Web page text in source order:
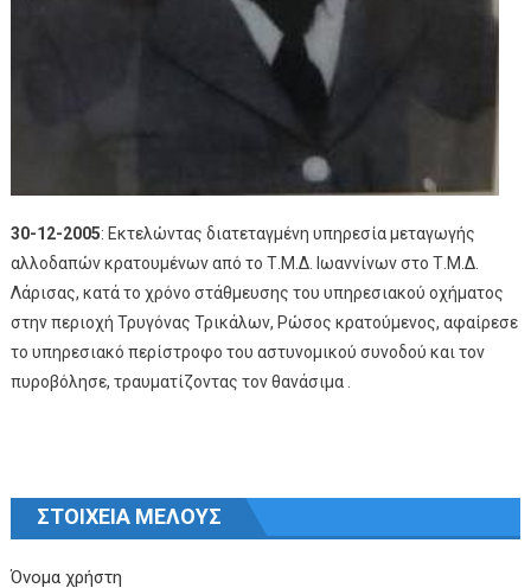
30-12-2005: Εκτελώντας διατεταγμένη υπηρεσία μεταγωγής
αλλοδαπών κρατουμένων από το Τ.Μ.Δ. Ιωαννίνων στο Τ.Μ.Δ.
Λάρισας, κατά το χρόνο στάθμευσης του υπηρεσιακού οχήματος
στην περιοχή Τρυγόνας Τρικάλων, Ρώσος κρατούμενος, αφαίρεσε
το υπηρεσιακό περίστροφο του αστυνομικού συνοδού και τον
πυροβόλησε, τραυματίζοντας τον θανάσιμα .
ΣΤΟΙΧΕΙΑ ΜΕΛΟΥΣ
Όνομα χρήστη